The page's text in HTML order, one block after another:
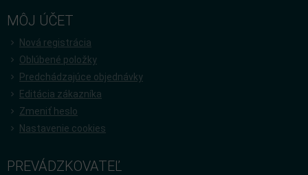
MÔJ ÚČET
Nová registrácia
Oblúbené položky
Predchádzajúce objednávky
Editácia zákazníka
Zmeniť heslo
Nastavenie cookies
PREVÁDZKOVATEĽ